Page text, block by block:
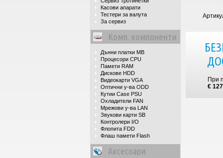
Касови апарати
Тестери за валута
За сервиз
Комп. компоненти
Дънни платки MB
Процесори CPU
Памети RAM
Дискове HDD
Видеокарти VGA
Оптични у-ва ODD
Кутии Case PSU
Охладители FAN
Мрежови у-ва LAN
Звукови карти SB
Контролери I/O
Флопита FDD
Флаш памети Flash
Аксесоари
При
€